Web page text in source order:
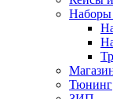
Наборы
Тюнинг